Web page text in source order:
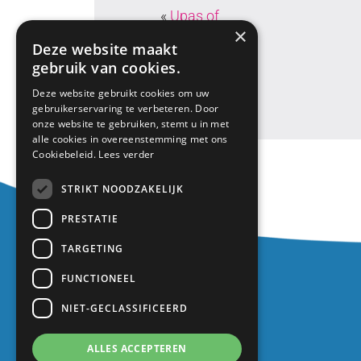
«Upas of
Leergeld
Contact
Europalaan 1
3402 TZ IJsselstein
info@kindcentrum-wij.nl
×
Deze website maakt
gebruik van cookies.
Deze website gebruikt cookies om uw
gebruikerservaring te verbeteren. Door
onze website te gebruiken, stemt u in met
alle cookies in overeenstemming met ons
Cookiebeleid. Lees verder
STRIKT NOODZAKELIJK
PRESTATIE
TARGETING
FUNCTIONEEL
NIET-GECLASSIFICEERD
ALLES ACCEPTEREN